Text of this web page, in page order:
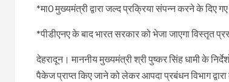
*मा0 मुख्यमंत्री द्वारा जल्द प्रक्रिया संपन्न करने के दिए गए
*पीडीएनए के बाद भारत सरकार को भेजा जाएगा विस्तृत
देहरादून। माननीय मुख्यमंत्री श्री पुष्कर सिंह धामी के
पैकेज प्राप्त किए जाने को लेकर आपदा प्रबंधन विभाग